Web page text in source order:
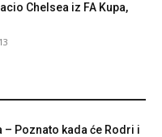
Chelsea iz FA Kupa,
– Poznato kada će Rodri i